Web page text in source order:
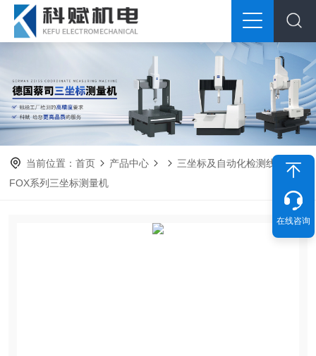
当前位置：首页 产品中心
三坐标及自动化检测线
FOX系列三坐标测量机
在线咨询